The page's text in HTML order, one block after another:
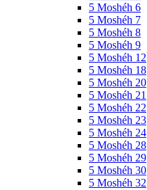
5 Moshéh 6
5 Moshéh 7
5 Moshéh 8
5 Moshéh 9
5 Moshéh 12
5 Moshéh 18
5 Moshéh 20
5 Moshéh 21
5 Moshéh 22
5 Moshéh 23
5 Moshéh 24
5 Moshéh 28
5 Moshéh 29
5 Moshéh 30
5 Moshéh 32